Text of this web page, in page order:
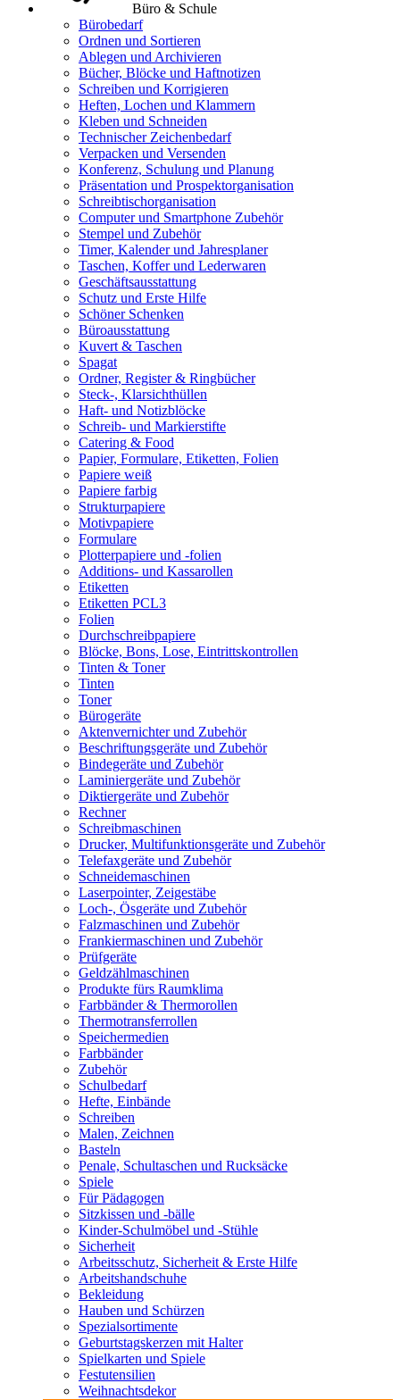
Büro & Schule
Bürobedarf
Ordnen und Sortieren
Ablegen und Archivieren
Bücher, Blöcke und Haftnotizen
Schreiben und Korrigieren
Heften, Lochen und Klammern
Kleben und Schneiden
Technischer Zeichenbedarf
Verpacken und Versenden
Konferenz, Schulung und Planung
Präsentation und Prospektorganisation
Schreibtischorganisation
Computer und Smartphone Zubehör
Stempel und Zubehör
Timer, Kalender und Jahresplaner
Taschen, Koffer und Lederwaren
Geschäftsausstattung
Schutz und Erste Hilfe
Schöner Schenken
Büroausstattung
Kuvert & Taschen
Spagat
Ordner, Register & Ringbücher
Steck-, Klarsichthüllen
Haft- und Notizblöcke
Schreib- und Markierstifte
Catering & Food
Papier, Formulare, Etiketten, Folien
Papiere weiß
Papiere farbig
Strukturpapiere
Motivpapiere
Formulare
Plotterpapiere und -folien
Additions- und Kassarollen
Etiketten
Etiketten PCL3
Folien
Durchschreibpapiere
Blöcke, Bons, Lose, Eintrittskontrollen
Tinten & Toner
Tinten
Toner
Bürogeräte
Aktenvernichter und Zubehör
Beschriftungsgeräte und Zubehör
Bindegeräte und Zubehör
Laminiergeräte und Zubehör
Diktiergeräte und Zubehör
Rechner
Schreibmaschinen
Drucker, Multifunktionsgeräte und Zubehör
Telefaxgeräte und Zubehör
Schneidemaschinen
Laserpointer, Zeigestäbe
Loch-, Ösgeräte und Zubehör
Falzmaschinen und Zubehör
Frankiermaschinen und Zubehör
Prüfgeräte
Geldzählmaschinen
Produkte fürs Raumklima
Farbbänder & Thermorollen
Thermotransferrollen
Speichermedien
Farbbänder
Zubehör
Schulbedarf
Hefte, Einbände
Schreiben
Malen, Zeichnen
Basteln
Penale, Schultaschen und Rucksäcke
Spiele
Für Pädagogen
Sitzkissen und -bälle
Kinder-Schulmöbel und -Stühle
Sicherheit
Arbeitsschutz, Sicherheit & Erste Hilfe
Arbeitshandschuhe
Bekleidung
Hauben und Schürzen
Spezialsortimente
Geburtstagskerzen mit Halter
Spielkarten und Spiele
Festutensilien
Weihnachtsdekor